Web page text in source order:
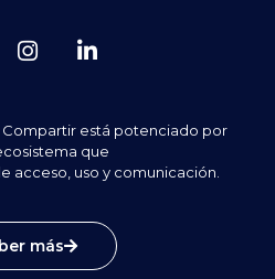
Compartir está potenciado por
que
acceso, uso y comunicación.
más